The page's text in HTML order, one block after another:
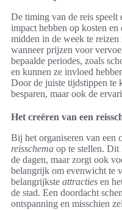
De timing van de reis speelt
impact hebben op kosten
midden in de week te
wanneer prijzen voor
bepaalde periodes, zoals
en kunnen ze invloed
Door de juiste tijdstippen te
besparen, maar ook de
Het creëren van een
Bij het organiseren van een
reisschema op te stellen. Dit
de dagen, maar zorgt ook
belangrijk om evenwicht te
belangrijkste attracties en
de stad. Een doordacht
ontspanning en misschien